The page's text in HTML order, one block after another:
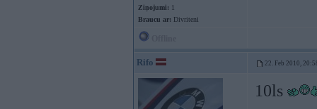
Ziņojumi: 1
Braucu ar: Divriteni
Rifo 22. Feb 2010,
10ls